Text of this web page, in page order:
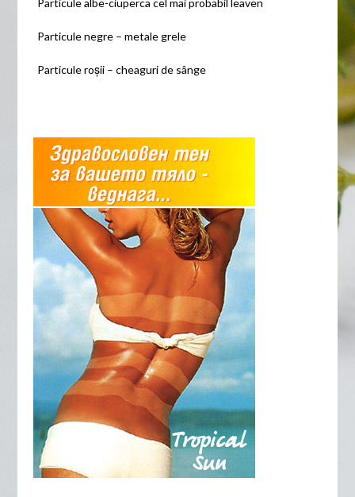
Particule negre – metale grele
Particule roșii – cheaguri de sânge